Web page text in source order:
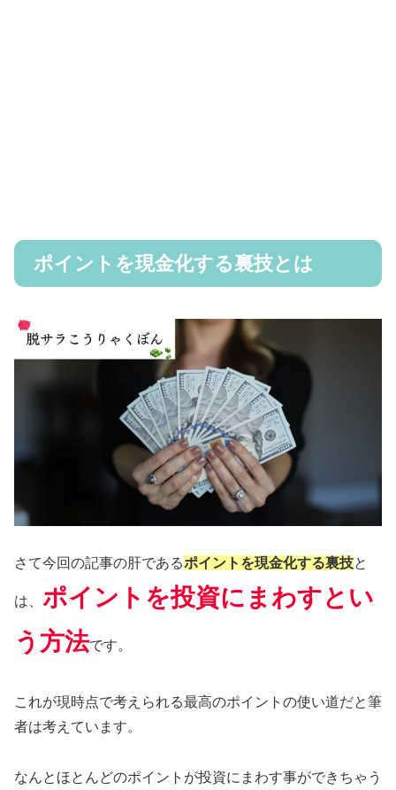
ポイントを現金化する裏技とは
さて今回の記事の肝であるポイントを現金化する裏技と
は、 ポイントを投資にまわすとい
う方法です。
これが現時点で考えられる最高のポイントの使い道だと筆
者は考えています。
なんとほとんどのポイントが投資にまわす事ができちゃう